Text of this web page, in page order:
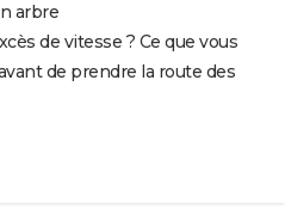
arbre
de vitesse ? Ce que vous
de prendre la route des